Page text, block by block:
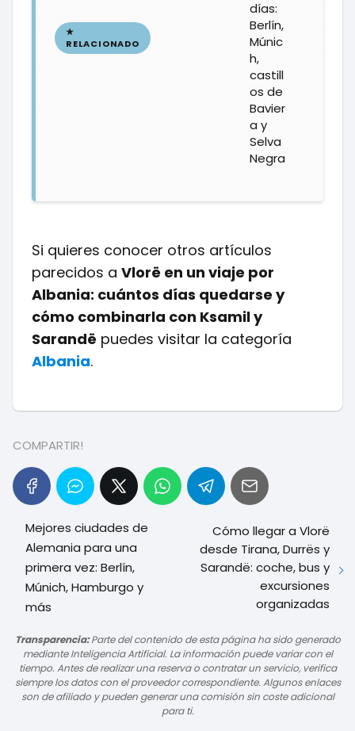
días:
Berlín,
Múnic
h,
castill
os de
Bavier
a y
Selva
Negra
Si quieres conocer otros artículos
parecidos a Vlorë en un viaje por
Albania: cuántos días quedarse y
cómo combinarla con Ksamil y
Sarandë puedes visitar la categoría
Albania.
COMPARTIR!
Mejores ciudades de
Alemania para una
primera vez: Berlín,
Múnich, Hamburgo y
más
Cómo llegar a Vlorë
desde Tirana, Durrës y
Sarandë: coche, bus y
excursiones
organizadas
Transparencia:Parte del contenido de esta página ha sido generado
mediante Inteligencia Artificial. La información puede variar con el
tiempo. Antes de realizar una reserva o contratar un servicio, verifica
siempre los datos con el proveedor correspondiente. Algunos enlaces
son de afiliado y pueden generar una comisión sin coste adicional
para ti.